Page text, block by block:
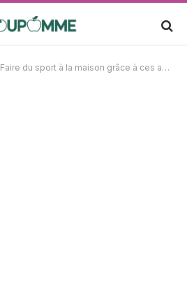
Faire du sport à la maison grâce à ces applications innovantes